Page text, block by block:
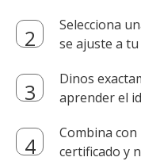
Selecciona
se ajuste a
Dinos
aprender el
Combina
certificado y